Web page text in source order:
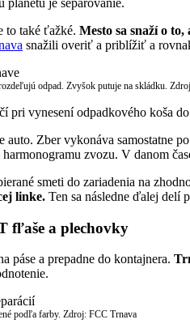
to také ťažké. Mesto sa snaží o
snažili overiť a priblížiť a
odpad. Zvyšok putuje na skládku.
pri vynesení odpadkového koša
auto. Zber vykonáva samostatne
zvozu. V danom
smeti do zariadenia na
linke. Ten sa následne ďalej delí
fľaše a plechovky
páse a prepadne do kontajnera.
podľa farby. Zdroj: FCC Trnava